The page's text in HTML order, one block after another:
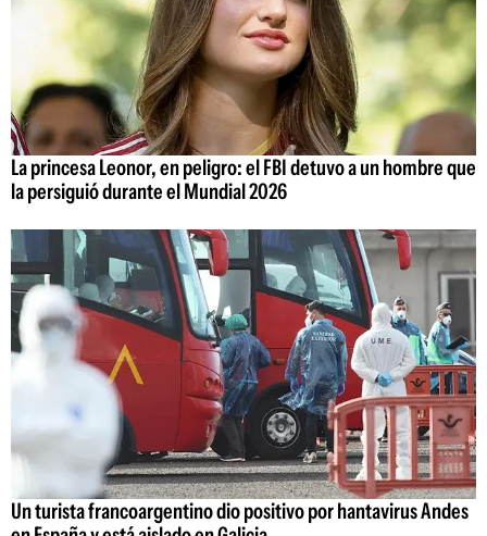
La princesa Leonor, en peligro: el FBI detuvo a un hombre que
la persiguió durante el Mundial 2026
Un turista francoargentino dio positivo por hantavirus Andes